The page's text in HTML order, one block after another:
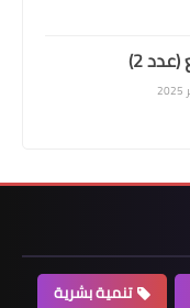
2)
تنمية بشرية